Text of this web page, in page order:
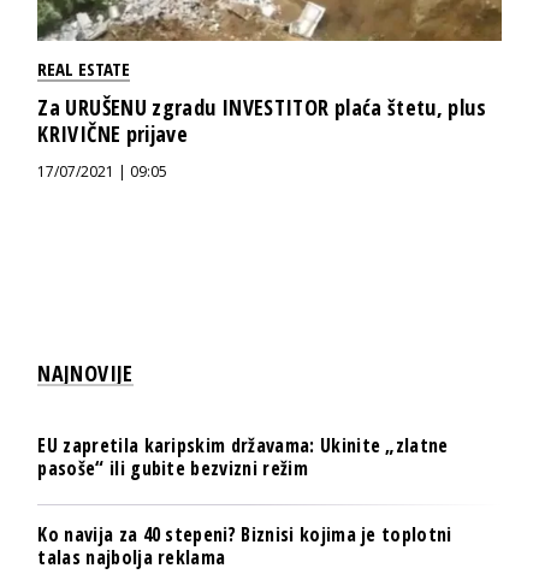
REAL ESTATE
Za URUŠENU zgradu INVESTITOR plaća štetu, plus
KRIVIČNE prijave
17/07/2021 | 09:05
NAJNOVIJE
EU zapretila karipskim državama: Ukinite „zlatne
pasoše“ ili gubite bezvizni režim
Ko navija za 40 stepeni? Biznisi kojima je toplotni
talas najbolja reklama